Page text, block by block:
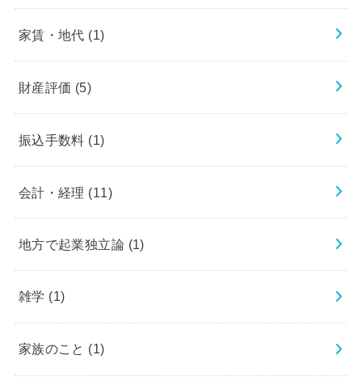
家賃・地代 (1)
財産評価 (5)
振込手数料 (1)
会計・経理 (11)
地方で起業独立論 (1)
雑学 (1)
家族のこと (1)